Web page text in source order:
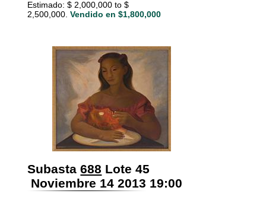
Estimado: $ 2,000,000 to $
2,500,000. Vendido en $1,800,000
Subasta 688 Lote 45
Noviembre 14 2013 19:00